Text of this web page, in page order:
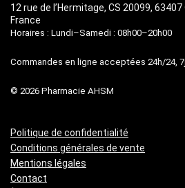
12 rue de l’Hermitage, CS 20099, 63407
France
Horaires : Lundi–Samedi : 08h00–20h00
Commandes en ligne acceptées 24h/24,
© 2026 Pharmacie AHSM
Politique de confidentialité
Conditions générales de vente
Mentions légales
Contact